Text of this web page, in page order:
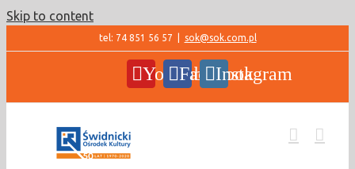
Skip to content
tel: 74 851 56 57 sok@sok.com.pl
YouTubeFacebookInstagram